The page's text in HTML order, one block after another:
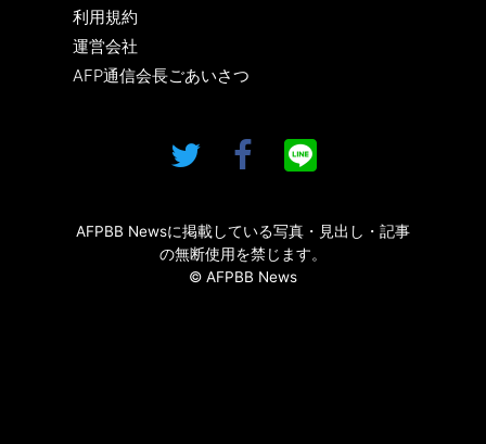
利用規約
運営会社
AFP通信会長ごあいさつ
AFPBB Newsに掲載している写真・見出し・記事
の無断使用を禁じます。
© AFPBB News